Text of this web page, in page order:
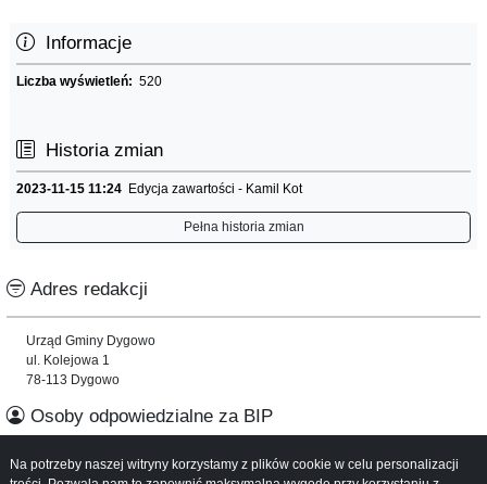
Informacje
Liczba wyświetleń: 520
Historia zmian
2023-11-15 11:24 Edycja zawartości - Kamil Kot
Pełna historia zmian
Adres redakcji
Urząd Gminy Dygowo
ul. Kolejowa 1
78-113 Dygowo
Osoby odpowiedzialne za BIP
Informacje o serwisie
Na potrzeby naszej witryny korzystamy z plików cookie w celu personalizacji